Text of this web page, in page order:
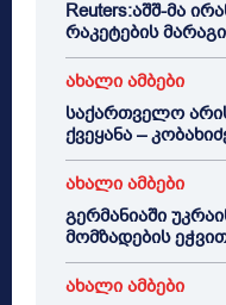
Reuters:აშშ-მა
რაკეტების
ახალი ამბები
საქართველო
ქვეყანა –
ახალი ამბები
გერმანიაში
მომზადების
ახალი ამბები